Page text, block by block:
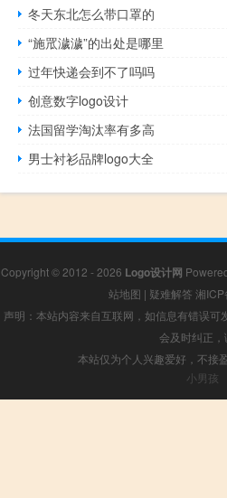
冬天东北怎么带口罩的
“施罛濊濊”的出处是哪里
过年快递会到不了吗吗
创意数字logo设计
法国留学淘汰率有多高
男士衬衫品牌logo大全
Copyright © 2012 - 2026 Logo设计网
站地图 | 疑难解答 湘
声明：本站内容来自互联网，如信息有错误
会及时纠正，
本站仅为个人兴趣爱好，不接
小男孩